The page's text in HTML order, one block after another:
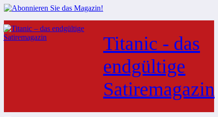
Zum
Inhalt
springen
Titanic - das
endgültige
Satiremagazin